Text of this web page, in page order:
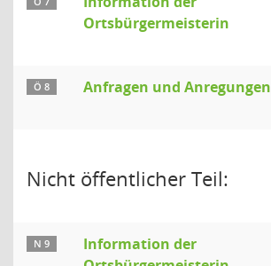
Ortsbürgermeisterin
Ö 8 Anfragen und Anregungen
Nicht öffentlicher Teil:
N 9
Information der